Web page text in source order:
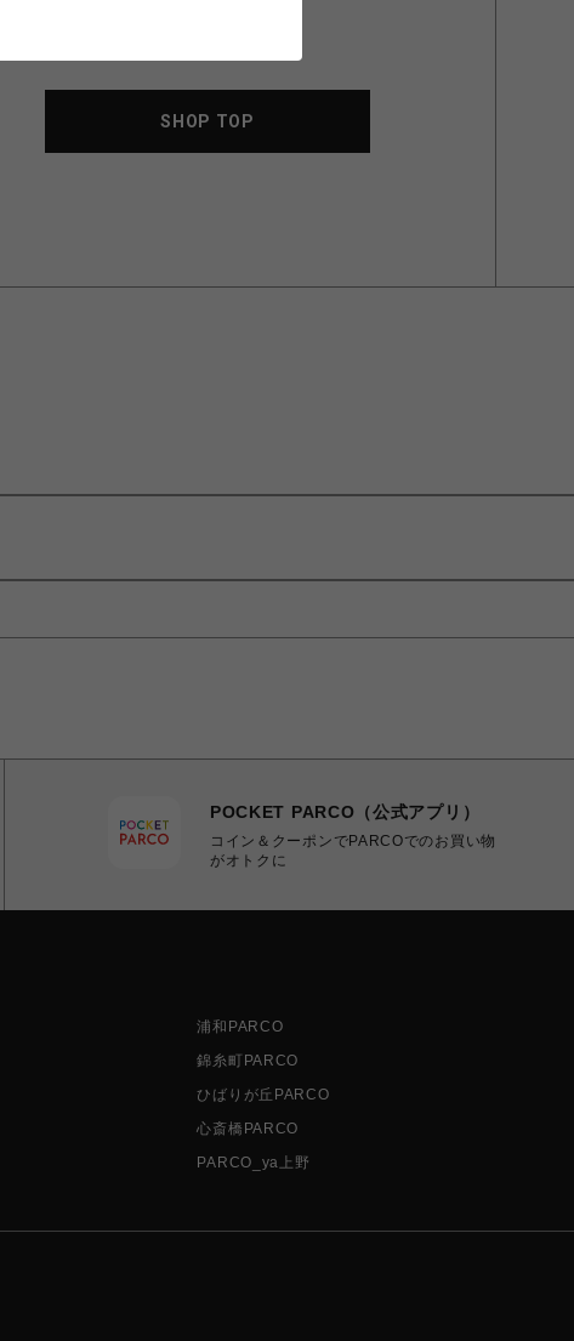
SHOP TOP
POCKET PARCO（公式アプリ）
コイン＆クーポンでPARCOでのお買い物
がオトクに
浦和PARCO
錦糸町PARCO
ひばりが丘PARCO
心斎橋PARCO
PARCO_ya上野